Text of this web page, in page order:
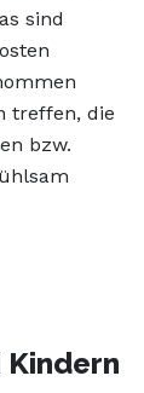
sind
treffen, die
bzw.